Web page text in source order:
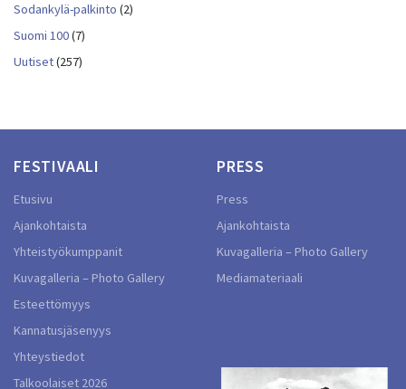
Sodankylä-palkinto (2)
Suomi 100(7)
Uutiset(257)
FESTIVAALI
Etusivu
Ajankohtaista
Yhteistyökumppanit
Kuvagalleria – Photo Gallery
Esteettömyys
Kannatusjäsenyys
Yhteystiedot
Talkoolaiset 2026
PRESS
Press
Ajankohtaista
Kuvagalleria – Photo Gallery
Mediamateriaali